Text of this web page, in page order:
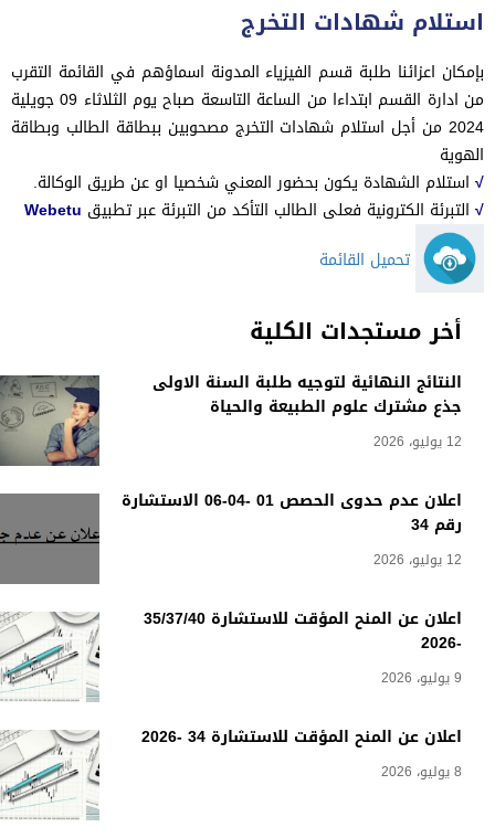
أخر مستجدات الكلية
النتائج النهائية لتوجيه طلبة السنة الاولى
جذع مشترك علوم الطبيعة والحياة
12 يوليو، 2026
اعلان عدم حدوى الحصص 01 -04-06 الاستشارة
رقم 34
12 يوليو، 2026
اعلان عن المنح المؤقت للاستشارة 35/37/40
-2026
9 يوليو، 2026
اعلان عن المنح المؤقت للاستشارة 34 -2026
8 يوليو، 2026
استلام شهادات التخرج
بإمكان اعزائنا طلبة قسم الفيزياء المدونة اسماؤهم في القائمة التقرب
من ادارة القسم ابتداءا من الساعة التاسعة صباح يوم الثلاثاء 09 جويلية
2024 من أجل استلام شهادات التخرج مصحوبين ببطاقة الطالب وبطاقة
الهوية
√ استلام الشهادة يكون بحضور المعني شخصيا او عن طريق الوكالة.
√ التبرئة الكترونية فعلى الطالب التأكد من التبرئة عبر تطبيق Webetu
تحميل القائمة